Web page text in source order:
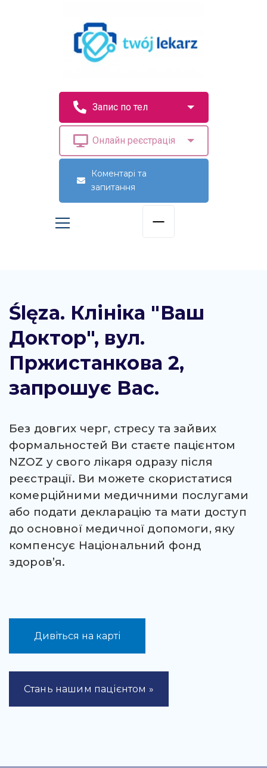
Коментарі та
запитання
Ślęza. Клініка "Ваш
Доктор", вул.
Пржистанкова 2,
запрошує Вас.
Без довгих черг, стресу та зайвих
формальностей Ви стаєте пацієнтом
NZOZ у свого лікаря одразу після
реєстрації. Ви можете скористатися
комерційними медичними послугами
або подати декларацію та мати доступ
до основної медичної допомоги, яку
компенсує Національний фонд
здоров’я.
Дивіться на карті
Стань нашим пацієнтом »